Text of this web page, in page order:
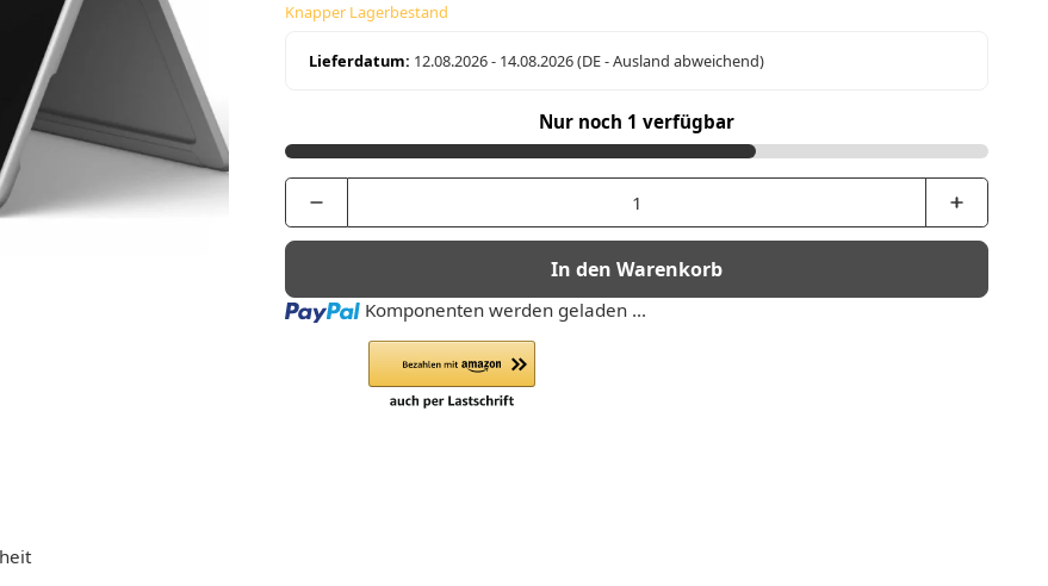
Knapper Lagerbestand
Lieferdatum: 12.08.2026 - 14.08.2026(DE - Ausland abweichend)
Nur noch 1 verfügbar
In den Warenkorb
Loading... Komponenten werden geladen ...